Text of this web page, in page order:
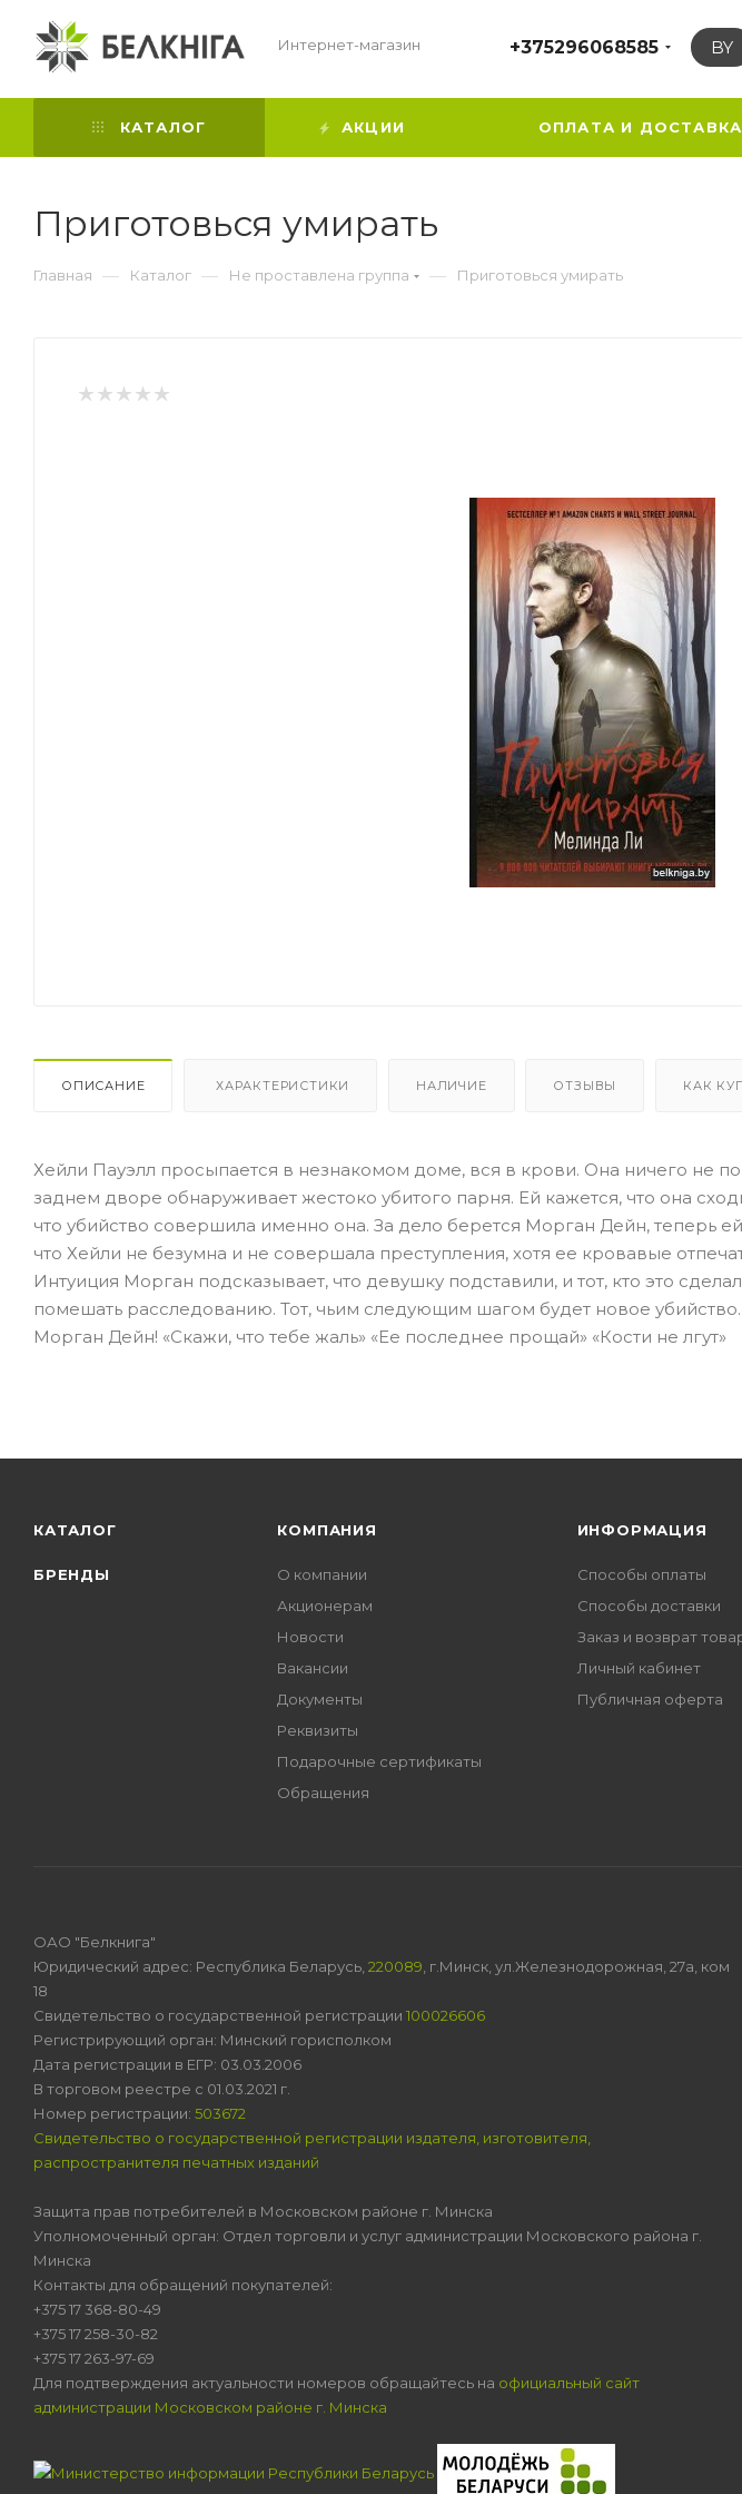
Интернет-магазин +375296068585 BY
КАТАЛОГ АКЦИИ ОПЛАТА И ДОСТАВКА
Приготовься умирать
Главная — Каталог — Не проставлена группа — Приготовься умирать
ОПИСАНИЕ ХАРАКТЕРИСТИКИ НАЛИЧИЕ ОТЗЫВЫ КАК
Хейли Пауэлл просыпается в незнакомом доме, вся в крови. Она ничего не
заднем дворе обнаруживает жестоко убитого парня. Ей кажется, что она
что убийство совершила именно она. За дело берется Морган Дейн, теперь ей
что Хейли не безумна и не совершала преступления, хотя ее кровавые
Интуиция Морган подсказывает, что девушку подставили, и тот, кто это
помешать расследованию. Тот, чьим следующим шагом будет новое
Морган Дейн! «Скажи, что тебе жаль» «Ее последнее прощай» «Кости не лгут»
КАТАЛОГ
БРЕНДЫ
КОМПАНИЯ
О компании
Акционерам
Новости
Вакансии
Документы
Реквизиты
Подарочные сертификаты
Обращения
ИНФОРМАЦИЯ
Способы оплаты
Способы доставки
Заказ и возврат
Личный кабинет
Публичная оферта
ОАО "Белкнига"
Юридический адрес: Республика Беларусь, 220089 , г.Минск, ул.Железнодорожная, 27а, ком
18
Свидетельство о государственной регистрации 100026606
Регистрирующий орган: Минский горисполком
Дата регистрации в ЕГР: 03.03.2006
В торговом реестре с 01.03.2021 г.
Номер регистрации: 503672
Свидетельство о государственной регистрации издателя, изготовителя,
распространителя печатных изданий
Защита прав потребителей в Московском районе г. Минска
Уполномоченный орган: Отдел торговли и услуг администрации Московского района г.
Минска
Контакты для обращений покупателей:
+375 17 368-80-49
+375 17 258-30-82
+375 17 263-97-69
Для подтверждения актуальности номеров обращайтесь на официальный сайт
администрации Московском районе г. Минска